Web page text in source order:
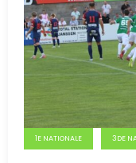
1E NATIONALE 3DE